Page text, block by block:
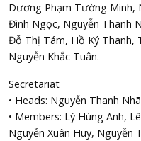
Dương Phạm Tường Minh,
Đình Ngọc, Nguyễn Thanh
Đỗ Thị Tám, Hồ Ký Thanh,
Nguyễn Khắc Tuân.
Secretariat
• Heads: Nguyễn Thanh
• Members: Lý Hùng Anh,
Nguyễn Xuân Huy,